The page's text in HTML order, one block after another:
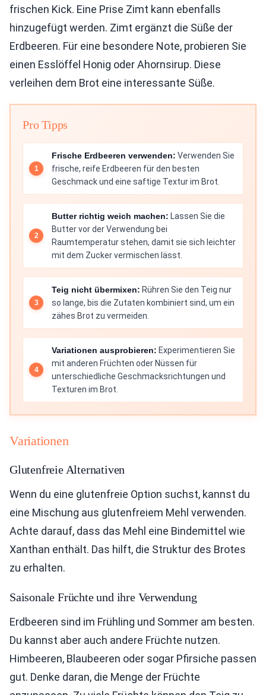
frischen Kick. Eine Prise Zimt kann ebenfalls
hinzugefügt werden. Zimt ergänzt die Süße der
Erdbeeren. Für eine besondere Note, probieren Sie
einen Esslöffel Honig oder Ahornsirup. Diese
verleihen dem Brot eine interessante Süße.
Pro Tipps
Frische Erdbeeren verwenden: Verwenden Sie
frische, reife Erdbeeren für den besten
Geschmack und eine saftige Textur im Brot.
Butter richtig weich machen: Lassen Sie die
Butter vor der Verwendung bei
Raumtemperatur stehen, damit sie sich leichter
mit dem Zucker vermischen lässt.
Teig nicht übermixen: Rühren Sie den Teig nur
so lange, bis die Zutaten kombiniert sind, um ein
zähes Brot zu vermeiden.
Variationen ausprobieren: Experimentieren Sie
mit anderen Früchten oder Nüssen für
unterschiedliche Geschmacksrichtungen und
Texturen im Brot.
Variationen
Glutenfreie Alternativen
Wenn du eine glutenfreie Option suchst, kannst du
eine Mischung aus glutenfreiem Mehl verwenden.
Achte darauf, dass das Mehl eine Bindemittel wie
Xanthan enthält. Das hilft, die Struktur des Brotes
zu erhalten.
Saisonale Früchte und ihre Verwendung
Erdbeeren sind im Frühling und Sommer am besten.
Du kannst aber auch andere Früchte nutzen.
Himbeeren, Blaubeeren oder sogar Pfirsiche passen
gut. Denke daran, die Menge der Früchte